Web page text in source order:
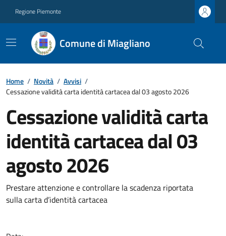
Regione Piemonte
Comune di Miagliano
Home / Novità / Avvisi /
Cessazione validità carta identità cartacea dal 03 agosto 2026
Cessazione validità carta
identità cartacea dal 03
agosto 2026
Prestare attenzione e controllare la scadenza riportata
sulla carta d’identità cartacea